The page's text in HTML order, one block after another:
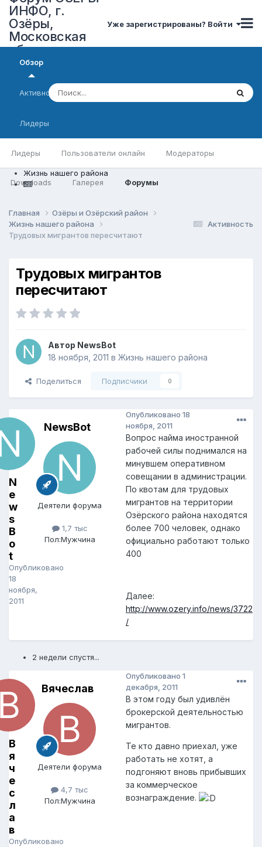
ИНФО, г.
Озёры,
Московская
область
Уже зарегистрированы? Войти
Обзор
Лидеры Пользователи онлайн Модераторы
Downloads Галерея Форумы
Активность
Лидеры
Жизнь нашего района
Активность
Главная
Озёры и Озёрский район
Жизнь нашего района
Трудовых мигрантов пересчитают
Трудовых мигрантов
пересчитают
Автор NewsBot
18 ноября, 2011 в Жизнь нашего района
Поделиться Подписчики 0
N
e
w
s
B
o
t
Опубликовано
18
ноября,
2011
NewsBot
Деятели форума
1,7 тыс
Пол:Мужчина
Опубликовано 18
ноября, 2011
Вопрос найма иностранной
рабочей силы поднимался на
минувшем оперативном
совещании в администрации.
По квотам для трудовых
мигрантов на территории
Озёрского района находятся
более 700 человек, однако
официально работают только
400
Далее:
http://www.ozery.info/news/3722
/
2 недели спустя...
В
я
ч
е
с
л
а
в
Опубликовано
Вячеслав
Деятели форума
4,7 тыс
Пол:Мужчина
Опубликовано 1
декабря, 2011
В этом году был удивлён
брокерской деятельностью
мигрантов.
Те кто давно приехал, уже
работать не хотят, а
подгоняют вновь прибывших
за коммерческое
вознаграждение.